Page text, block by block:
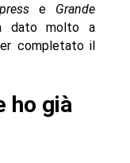
e Grande
dato molto a
completato il
ho già